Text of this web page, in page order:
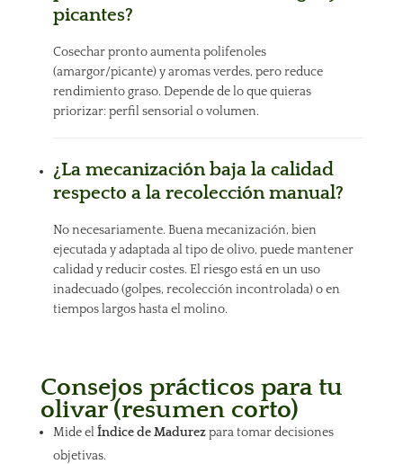
picantes?
Cosechar pronto aumenta polifenoles
(amargor/picante) y aromas verdes, pero reduce
rendimiento graso. Depende de lo que quieras
priorizar: perfil sensorial o volumen.
¿La mecanización baja la calidad
respecto a la recolección manual?
No necesariamente. Buena mecanización, bien
ejecutada y adaptada al tipo de olivo, puede mantener
calidad y reducir costes. El riesgo está en un uso
inadecuado (golpes, recolección incontrolada) o en
tiempos largos hasta el molino.
Consejos prácticos para tu
olivar (resumen corto)
Mide elÍndice de Madurezpara tomar decisiones
objetivas.